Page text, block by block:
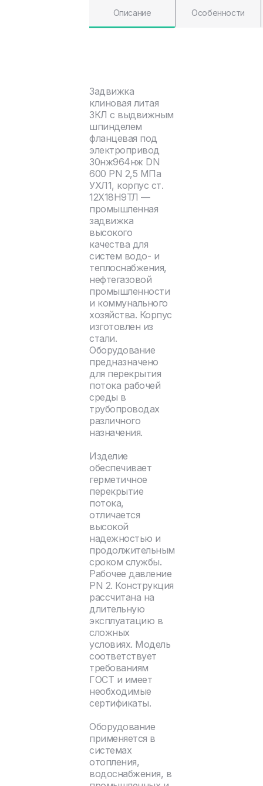
Описание Особенности
Задвижка
клиновая литая
ЗКЛ с выдвижным
шпинделем
фланцевая под
электропривод
30нж964нж DN
600 PN 2,5 МПа
УХЛ1, корпус ст.
12Х18Н9ТЛ —
промышленная
задвижка
высокого
качества для
систем водо- и
теплоснабжения,
нефтегазовой
промышленности
и коммунального
хозяйства. Корпус
изготовлен из
стали.
Оборудование
предназначено
для перекрытия
потока рабочей
среды в
трубопроводах
различного
назначения.
Изделие
обеспечивает
герметичное
перекрытие
потока,
отличается
высокой
надежностью и
продолжительным
сроком службы.
Рабочее давление
PN 2. Конструкция
рассчитана на
длительную
эксплуатацию в
сложных
условиях. Модель
соответствует
требованиям
ГОСТ и имеет
необходимые
сертификаты.
Оборудование
применяется в
системах
отопления,
водоснабжения, в